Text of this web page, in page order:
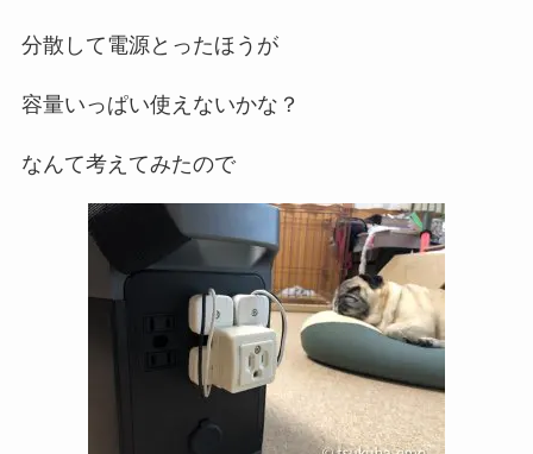
分散して電源とったほうが
容量いっぱい使えないかな？
なんて考えてみたので